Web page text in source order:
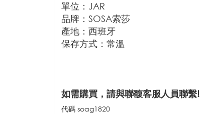
單位：JAR
品牌：SOSA索莎
產地：西班牙
保存方式：常溫
如需購買，請與聯馥客服人員聯繫!
代碼 soag1820